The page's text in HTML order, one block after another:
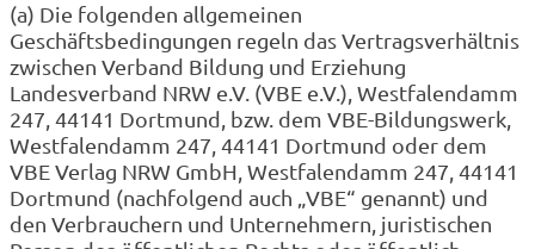
(a) Die folgenden allgemeinen
Geschäftsbedingungen regeln das Vertragsverhältnis
zwischen Verband Bildung und Erziehung
Landesverband NRW e.V. (VBE e.V.), Westfalendamm
247, 44141 Dortmund, bzw. dem VBE-Bildungswerk,
Westfalendamm 247, 44141 Dortmund oder dem
VBE Verlag NRW GmbH, Westfalendamm 247, 44141
Dortmund (nachfolgend auch „VBE“ genannt) und
den Verbrauchern und Unternehmern, juristischen